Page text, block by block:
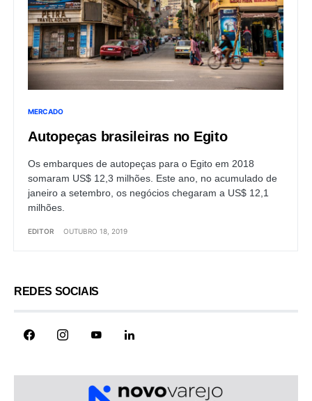
MERCADO
Autopeças brasileiras no Egito
Os embarques de autopeças para o Egito em 2018
somaram US$ 12,3 milhões. Este ano, no acumulado de
janeiro a setembro, os negócios chegaram a US$ 12,1
milhões.
EDITOR OUTUBRO 18, 2019
REDES SOCIAIS